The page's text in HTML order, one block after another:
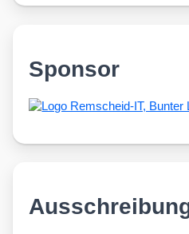
Sponsor